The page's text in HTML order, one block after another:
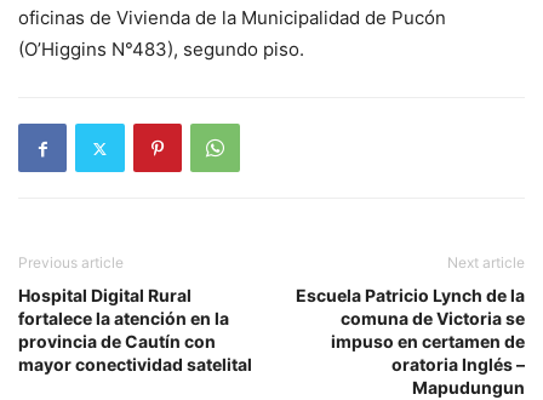
oficinas de Vivienda de la Municipalidad de Pucón
(O’Higgins N°483), segundo piso.
Previous article
Hospital Digital Rural
fortalece la atención en la
provincia de Cautín con
mayor conectividad satelital
Next article
Escuela Patricio Lynch de la
comuna de Victoria se
impuso en certamen de
oratoria Inglés –
Mapudungun